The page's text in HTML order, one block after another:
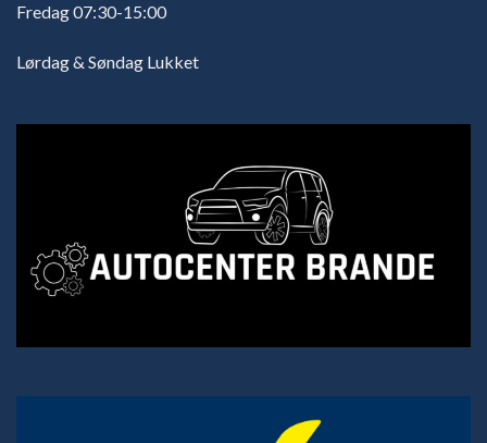
Fredag 07:30-15:00
Lørdag & Søndag Lukket